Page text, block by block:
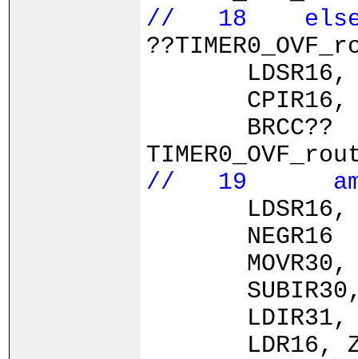
// 18 else
LDSR16,
CPIR16,
BRCC??
// 19 ampl1
LDSR16,
NEGR16
MOVR30,
SUBIR30,
LDIR31,
LDR16,